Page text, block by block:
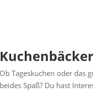
Ob Tageskuchen oder das
beides Spaß? Du hast